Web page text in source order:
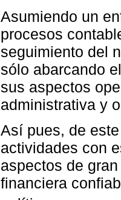
Asumiendo un
procesos
seguimiento del
sólo abarcando
sus aspectos
administrativa y
Así pues, de
actividades con
aspectos de
financiera